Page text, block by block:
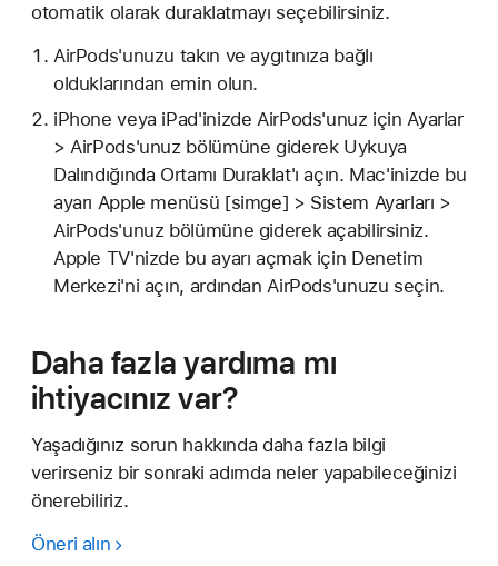
otomatik olarak duraklatmayı seçebilirsiniz.
AirPods'unuzu takın ve aygıtınıza bağlı
olduklarından emin olun.
iPhone veya iPad'inizde AirPods'unuz için Ayarlar
> AirPods'unuz bölümüne giderek Uykuya
Dalındığında Ortamı Duraklat'ı açın. Mac'inizde bu
ayarı Apple menüsü [simge] > Sistem Ayarları >
AirPods'unuz bölümüne giderek açabilirsiniz.
Apple TV'nizde bu ayarı açmak için Denetim
Merkezi'ni açın, ardından AirPods'unuzu seçin.
Daha fazla yardıma mı
ihtiyacınız var?
Yaşadığınız sorun hakkında daha fazla bilgi
verirseniz bir sonraki adımda neler yapabileceğinizi
önerebiliriz.
Öneri alın